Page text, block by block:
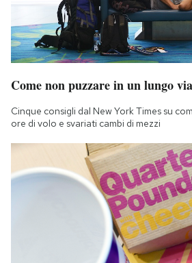
Come non puzzare in un lungo
Cinque consigli dal New York Times su
ore di volo e svariati cambi di mezzi